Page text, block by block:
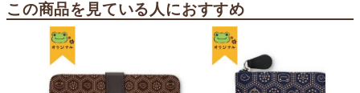
この商品を見ている人におすすめ